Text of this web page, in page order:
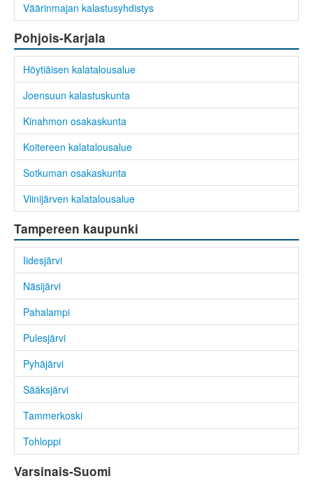
Väärinmajan kalastusyhdistys
Pohjois-Karjala
Höytiäisen kalatalousalue
Joensuun kalastuskunta
Kinahmon osakaskunta
Koitereen kalatalousalue
Sotkuman osakaskunta
Viinijärven kalatalousalue
Tampereen kaupunki
Iidesjärvi
Näsijärvi
Pahalampi
Pulesjärvi
Pyhäjärvi
Sääksjärvi
Tammerkoski
Tohloppi
Varsinais-Suomi